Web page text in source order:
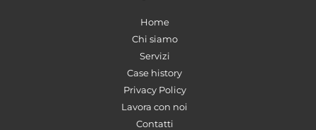
Home
Chi siamo
Servizi
Case history
Privacy Policy
Lavora con noi
Contatti